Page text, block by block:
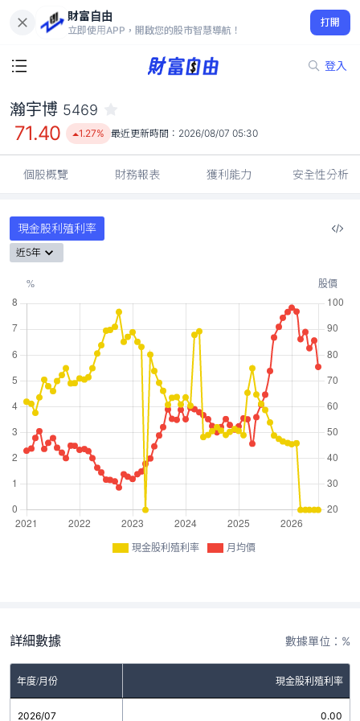
財富自由
立即使用APP，開啟您的股市智慧導航！
打開
登入
71.40
1.27%
瀚宇博 5469
71.40 1.27% 最近更新時間： 2026/08/07 05:30
個股概覽 財務報表 獲利能力 安全性分析
現金股利殖利率
近5年
現金股利殖利率 月均價
詳細數據 數據單位：%
年度/月份 現金股利殖利率
2026/07 0.00